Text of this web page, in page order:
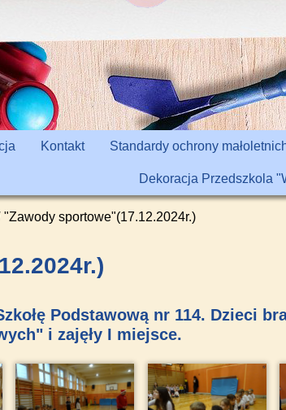
Kontakt Standardy ochrony
Dekoracja Przedszkola
"Zawody sportowe"(17.12.2024r.)
Podstawową nr 114. Dzieci
i zajęły I miejsce.